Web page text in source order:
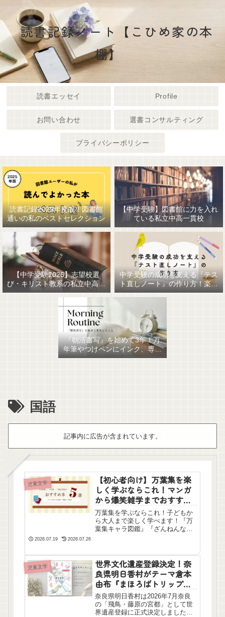
読書記録ノート【こひめ家の本
棚】
読書エッセイ Profile
お問い合わせ 選書コンサルティング
プライバシーポリシー
読書記録2025年度版！図書館
通いの私のベストセレクション
【中学受験】図書館に力を入れ
ている私立中高一貫校
【中学受験2026】志望校選
び・キリスト教系の私立中高一
貫女子校を調べてみました
中学受験の成功を支える『テス
ト直しノート』の作り方！楽に
作るための最強おすすめ文房具
『朝活書写』を始めて3年！万
年筆やつけペンにインク、専用
ノート、毎日が充実していま
国語
記事内に広告が含まれています。
児童文学
【初心者向け】万葉集を楽
しく学ぶならこれ！マンガ
から爆笑雑学までおすすめ5
選
万葉集を学ぶならこれ！子どもか
ら大人まで楽しく学べます！『万
葉集キャラ図鑑』『ざんねんな万
や歌人の人間ドラマがスッと頭に
入る、おすすめ本をご紹介しま
す。
2026.07.19 2026.07.26
児童文学
世界文化遺産登録決定！奈
良県明日香村がテーマ倉本
由布『まほろばトリップ
時のむこう、飛鳥』を読ん
だ感想
奈良県明日香村は2026年7月奈良
の「飛鳥・藤原の宮都」として世
界遺産登録に正式決定しました。